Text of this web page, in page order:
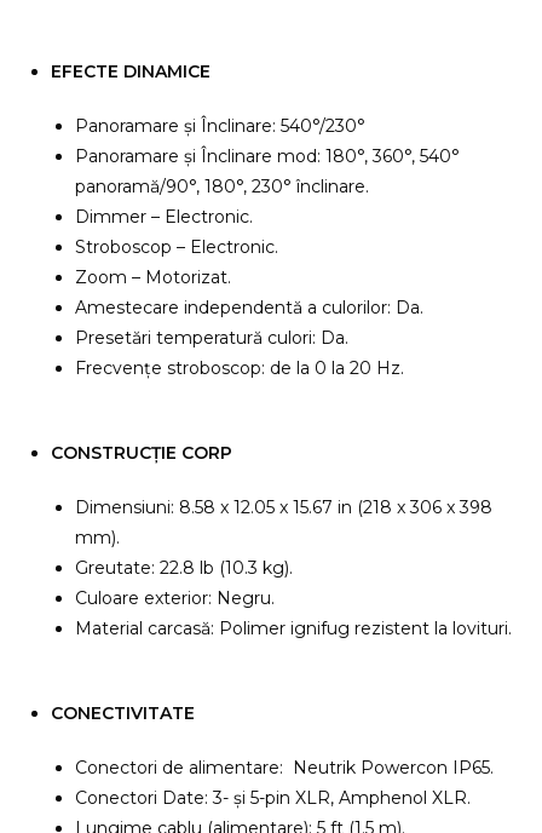
EFECTE DINAMICE
Panoramare și Înclinare: 540°/230°
Panoramare și Înclinare mod: 180°, 360°, 540°
panoramă/90°, 180°, 230° înclinare.
Dimmer – Electronic.
Stroboscop – Electronic.
Zoom – Motorizat.
Amestecare independentă a culorilor: Da.
Presetări temperatură culori: Da.
Frecvențe stroboscop: de la 0 la 20 Hz.
CONSTRUCȚIE CORP
Dimensiuni: 8.58 x 12.05 x 15.67 in (218 x 306 x 398
mm).
Greutate: 22.8 lb (10.3 kg).
Culoare exterior: Negru.
Material carcasă: Polimer ignifug rezistent la lovituri.
CONECTIVITATE
Conectori de alimentare: Neutrik Powercon IP65.
Conectori Date: 3- și 5-pin XLR, Amphenol XLR.
Lungime cablu (alimentare): 5 ft (1.5 m).